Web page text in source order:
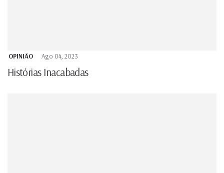
OPINIÃO Ago 04, 2023
Histórias Inacabadas